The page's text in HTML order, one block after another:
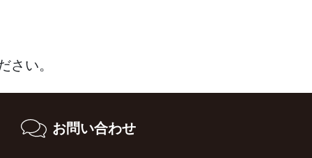
さい。
お問い合わせ